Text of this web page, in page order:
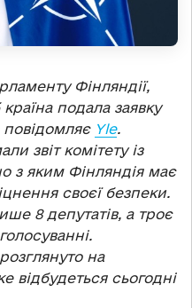
Фінляндії,
подала заявку
Yle.
звіт комітету із
з яким Фінляндія має
своєї безпеки.
8 депутатів, а троє
на
відбудеться сьогодні